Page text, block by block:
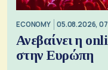
ECONOMY 05.08.2026,
Ανεβαίνει η
στην Ευρώπη